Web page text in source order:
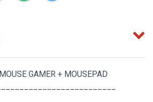
GAMER + MOUSEPAD